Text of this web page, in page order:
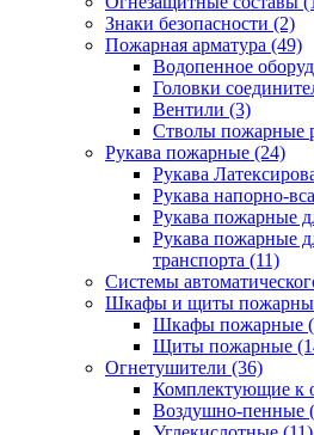
Знаки безопасности (2)
Пожарная арматура (49)
Водопенное
Головки
Вентили (3)
Стволы пожарные
Рукава пожарные (24)
Рукава
Рукава напорно-
Рукава пожарные
Рукава пожарные
транспорта (11)
Системы
Шкафы и щиты
Шкафы пожарные
Щиты пожарные
Огнетушители (36)
Комплектующие к
Воздушно-пенные